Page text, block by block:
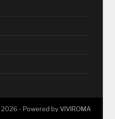
2026 - Powered byVIVIROMA